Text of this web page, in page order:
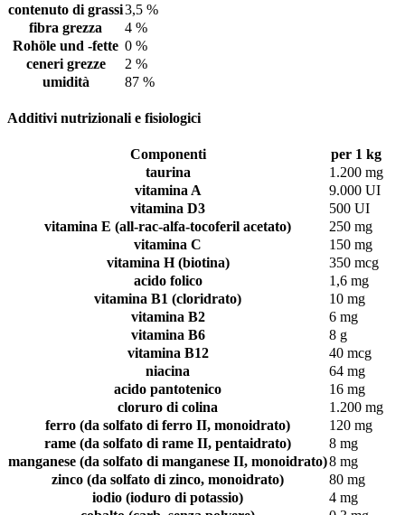
contenuto di grassi3,5 %
fibra grezza
4 %
Rohöle und -fette 0 %
ceneri grezze
2 %
umidità
87 %
Additivi nutrizionali e fisiologici
Componenti
per 1 kg
taurina
1.200 mg
vitamina A
9.000 UI
vitamina D3
500 UI
vitamina E (all-rac-alfa-tocoferil acetato)
250 mg
vitamina C
150 mg
vitamina H (biotina)
350 mcg
acido folico
1,6 mg
vitamina B1 (cloridrato)
10 mg
vitamina B2
6 mg
vitamina B6
8 g
vitamina B12
40 mcg
niacina
64 mg
acido pantotenico
16 mg
cloruro di colina
1.200 mg
ferro (da solfato di ferro II, monoidrato)
120 mg
rame (da solfato di rame II, pentaidrato)
8 mg
manganese (da solfato di manganese II, monoidrato)8 mg
zinco (da solfato di zinco, monoidrato)
80 mg
iodio (ioduro di potassio)
4 mg